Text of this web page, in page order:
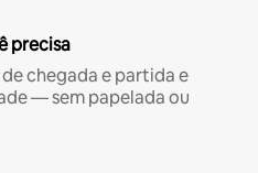
precisa
chegada e partida e
— sem papelada ou